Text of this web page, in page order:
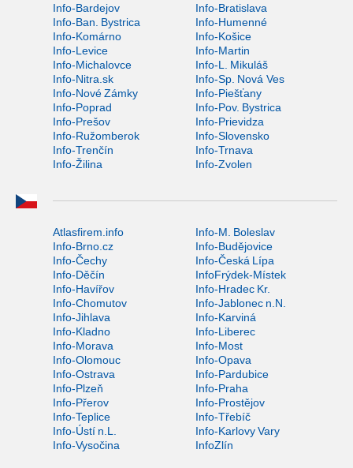
Info-Bardejov
Info-Bratislava
Info-Ban. Bystrica
Info-Humenné
Info-Komárno
Info-Košice
Info-Levice
Info-Martin
Info-Michalovce
Info-L. Mikuláš
Info-Nitra.sk
Info-Sp. Nová Ves
Info-Nové Zámky
Info-Piešťany
Info-Poprad
Info-Pov. Bystrica
Info-Prešov
Info-Prievidza
Info-Ružomberok
Info-Slovensko
Info-Trenčín
Info-Trnava
Info-Žilina
Info-Zvolen
Atlasfirem.info
Info-M. Boleslav
Info-Brno.cz
Info-Budějovice
Info-Čechy
Info-Česká Lípa
Info-Děčín
InfoFrýdek-Místek
Info-Havířov
Info-Hradec Kr.
Info-Chomutov
Info-Jablonec n.N.
Info-Jihlava
Info-Karviná
Info-Kladno
Info-Liberec
Info-Morava
Info-Most
Info-Olomouc
Info-Opava
Info-Ostrava
Info-Pardubice
Info-Plzeň
Info-Praha
Info-Přerov
Info-Prostějov
Info-Teplice
Info-Třebíč
Info-Ústí n.L.
Info-Karlovy Vary
Info-Vysočina
InfoZlín